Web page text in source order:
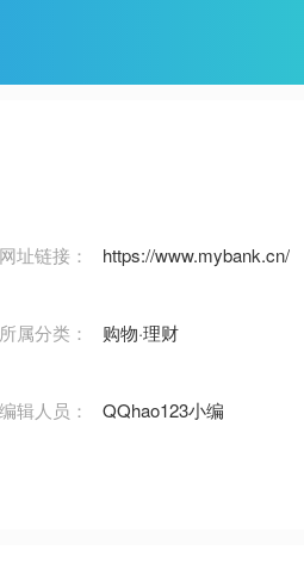
网址链接： https://www.mybank.cn/
所属分类： 购物·理财
编辑人员： QQhao123小编